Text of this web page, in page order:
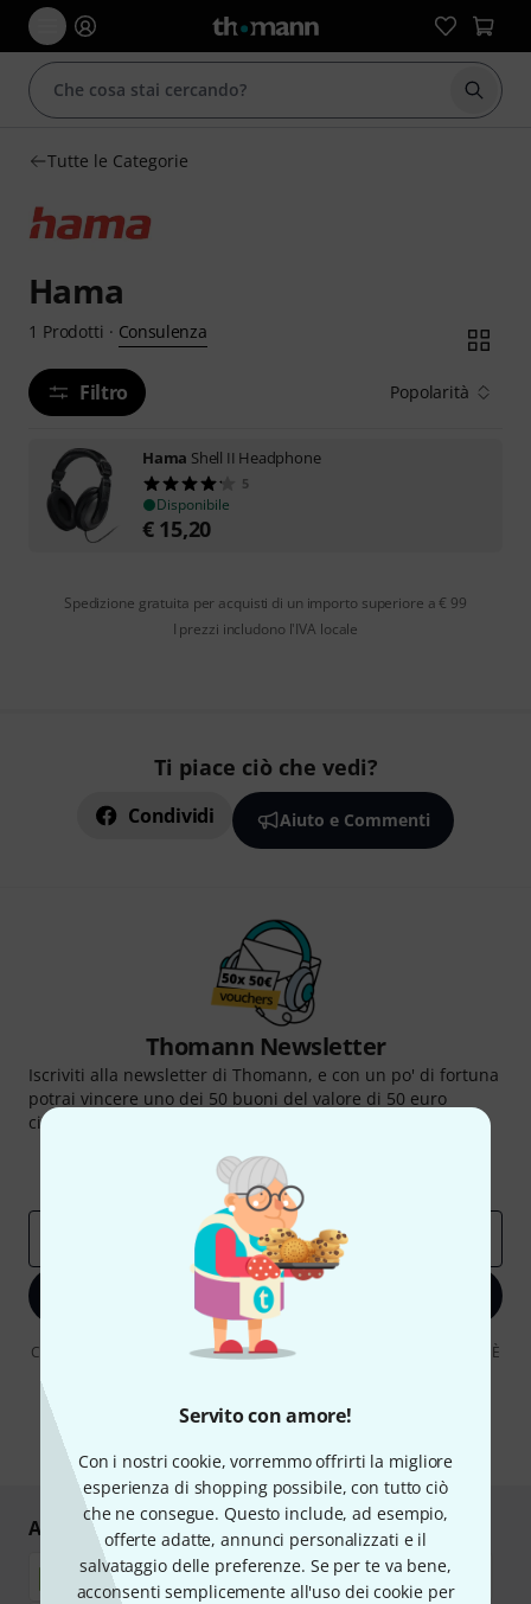
Servito con amore!
Con i nostri cookie, vorremmo offrirti la migliore
esperienza di shopping possibile, con tutto ciò
che ne consegue. Questo include, ad esempio,
offerte adatte, annunci personalizzati e il
salvataggio delle preferenze. Se per te va bene,
acconsenti semplicemente all'uso dei cookie per
Tutte le Categorie
Hama
1 Prodotti · Consulenza
Filtro Popolarità
Hama Shell II Headphone
5
Disponibile
€ 15,20
Spedizione gratuita per acquisti di un importo superiore a € 99
I prezzi includono l'IVA locale
Ti piace ciò che vedi?
Condividi Aiuto e Commenti
Thomann Newsletter
Iscriviti alla newsletter di Thomann, e con un po' di fortuna
potrai vincere uno dei 50 buoni del valore di 50 euro
ciascuno!
Contributi d'ispirazione
Approfondimenti Thomann
Iscriviti ora
Cliccando su "Iscriviti ora", lei accetta di ricevere pubblicità via e-mail. È
ulteriori informazioni sulla newsletter nelle nostre linee guida per la
protezione dei dati data protection guideline
Acquisti e pagamenti sicuri